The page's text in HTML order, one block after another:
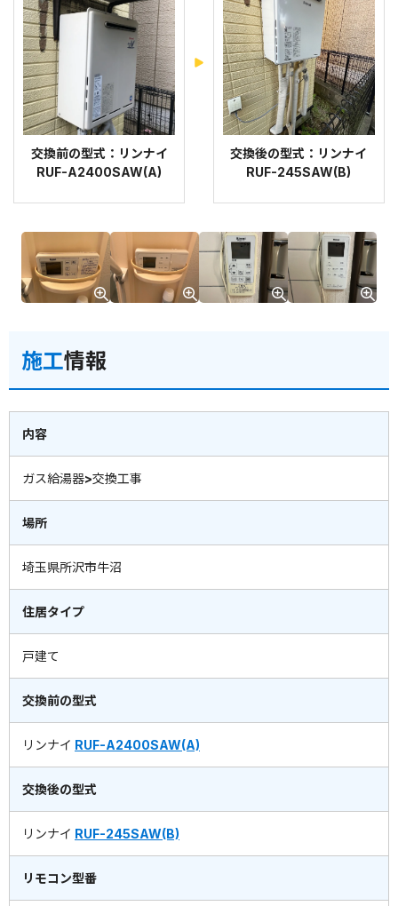
交換前の型式：リンナイ
RUF-A2400SAW(A)
交換後の型式：リンナイ
RUF-245SAW(B)
施工情報
内容
ガス給湯器>交換工事
場所
埼玉県所沢市牛沼
住居タイプ
戸建て
交換前の型式
リンナイ RUF-A2400SAW(A)
交換後の型式
リンナイ RUF-245SAW(B)
リモコン型番